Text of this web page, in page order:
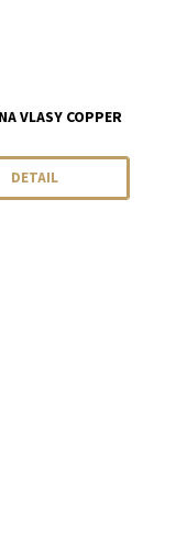
VLASY COPPER
DETAIL